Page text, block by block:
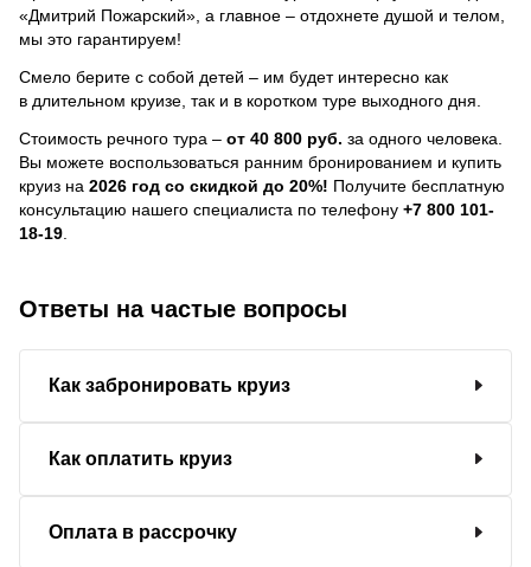
«Дмитрий Пожарский», а главное – отдохнете душой и телом,
мы это гарантируем!
Смело берите с собой детей – им будет интересно как
в длительном круизе, так и в коротком туре выходного дня.
Стоимость речного тура – от 40 800 руб. за одного человека.
Вы можете воспользоваться ранним бронированием и купить
круиз на 2026 год со скидкой до 20%! Получите бесплатную
консультацию нашего специалиста по телефону +7 800 101-
18-19
Ответы на частые вопросы
Как забронировать круиз
Как оплатить круиз
Оплата в рассрочку